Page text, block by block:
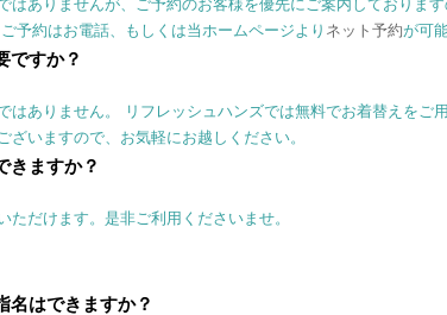
はありませんが、ご予約のお客様を優先にご案内しておりま
予約はお電話、もしくは当ホームページより ネット予約が可
ですか？
はありません。 リフレッシュハンズでは無料でお着替えをご
ざいますので、お気軽にお越しください。
きますか？
ただけます。是非ご利用くださいませ。
名はできますか？